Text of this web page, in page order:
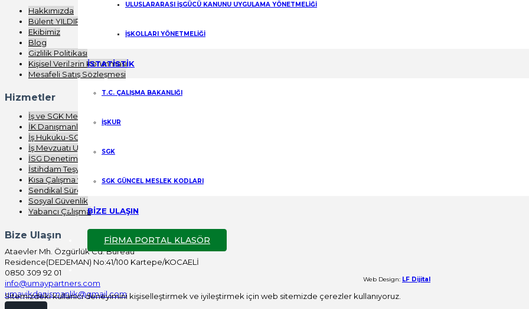
ULUSLARARASI İŞGÜCÜ KANUNU UYGULAMA YÖNETMELİĞİ
İŞKOLLARI YÖNETMELİĞİ
İSTATİSTİK
T.C. ÇALIŞMA BAKANLIĞI
İŞKUR
SGK
SGK GÜNCEL MESLEK KODLARI
BİZE ULAŞIN
FİRMA PORTAL KLASÖR
Hakkımızda
Bülent YILDIRIM
Ekibimiz
Blog
Gizlilik Politikası
Kişisel Verilerin Korunması
Mesafeli Satış Sözleşmesi
Hizmetler
İş ve SGK Mevzuatı Eğitimi
İK Danışmanlığı
İş Hukuku-SGK Denetimi
İş Mevzuatı Uygulaması
İSG Denetimi
İstihdam Teşvikleri
Kısa Çalışma ve Nakdi Ücret
Sendikal Süreç Analizi
Sosyal Güvenlik
Yabancı Çalışma
Bize Ulaşın
Ataevler Mh. Özgürlük Cd. Bureau
Residence(DEDEMAN) No:41/100 Kartepe/KOCAELİ
0850 309 92 01
info@umaypartners.com
umayikdanismanlik@gmail.com
Web Design: LF Dijital
Sitemizdeki kullanıcı deneyimini kişiselleştirmek ve iyileştirmek için web sitemizde çerezler kullanıyoruz.